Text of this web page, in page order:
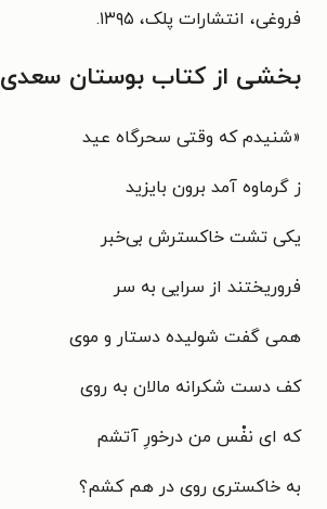
فروغی، انتشارات پلک، ‌‫۱۳۹۵.‬
بخشی از کتاب بوستان سعدی
«شنیدم که وقتی سحرگاه عید
ز گرماوه آمد برون بایزید
یکی تشت خاکسترش بی‌خبر
فروریختند از سرایی به سر
همی گفت شولیده دستار و موی
کف دست شکرانه مالان به روی
که ای نفْس من درخورِ آتشم
به خاکستری روی در هم کشم؟